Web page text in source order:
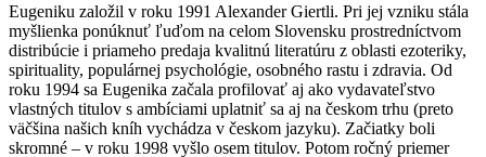
Eugeniku založil v roku 1991 Alexander Giertli. Pri jej vzniku stála
myšlienka ponúknuť ľuďom na celom Slovensku prostredníctvom
distribúcie i priameho predaja kvalitnú literatúru z oblasti ezoteriky,
spirituality, populárnej psychológie, osobného rastu i zdravia. Od
roku 1994 sa Eugenika začala profilovať aj ako vydavateľstvo
vlastných titulov s ambíciami uplatniť sa aj na českom trhu (preto
väčšina našich kníh vychádza v českom jazyku). Začiatky boli
skromné – v roku 1998 vyšlo osem titulov. Potom ročný priemer